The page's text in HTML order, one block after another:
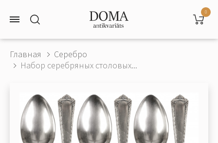
0
Главная
Серебро
Набор серебряных столовых...